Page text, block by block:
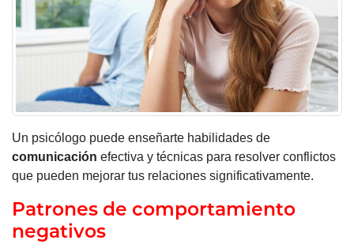
Un psicólogo puede enseñarte habilidades de
comunicación efectiva y técnicas para resolver conflictos
que pueden mejorar tus relaciones significativamente.
Patrones de comportamiento
negativos